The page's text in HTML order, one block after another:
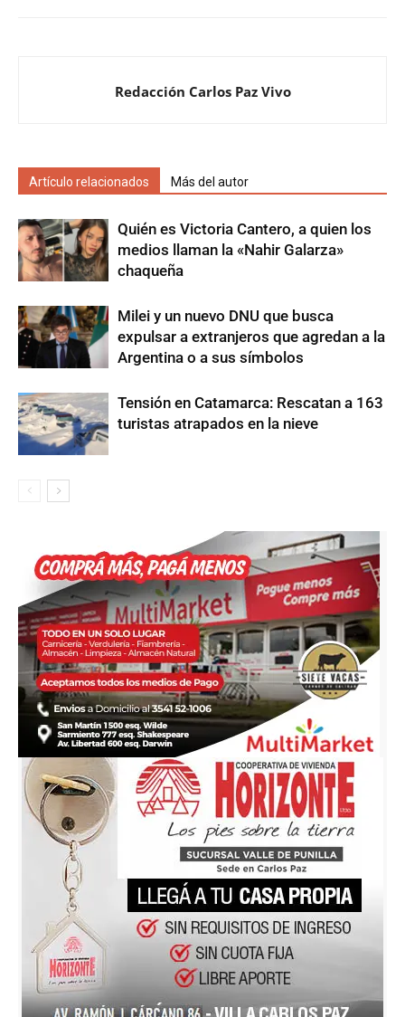
Redacción Carlos Paz Vivo
Artículo relacionados Más del autor
Quién es Victoria Cantero, a quien los
medios llaman la «Nahir Galarza»
chaqueña
Milei y un nuevo DNU que busca
expulsar a extranjeros que agredan a la
Argentina o a sus símbolos
Tensión en Catamarca: Rescatan a 163
turistas atrapados en la nieve